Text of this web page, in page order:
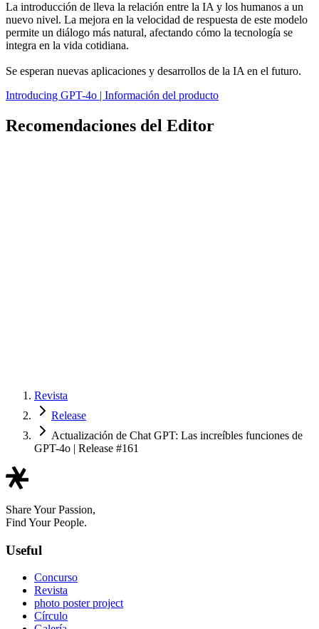
La introducción de lleva la relación entre la IA y los humanos a un
nuevo nivel. La mejora en la velocidad de respuesta de este modelo
permite un diálogo más natural, afectando cómo la tecnología se
integra en la vida cotidiana.
Se esperan nuevas aplicaciones y desarrollos de la IA en el futuro.
Introducing GPT-4o | Información del producto
Recomendaciones del Editor
Revista
Release
Actualización de Chat GPT: Las increíbles funciones de
GPT-4o | Release #161
Share Your Passion,
Find Your People.
Useful
Concurso
Revista
photo poster project
Círculo